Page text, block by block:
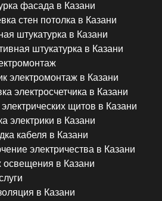
фасада в Казани
стен потолка в Казани
штукатурка в Казани
штукатурка в Казани
электромонтаж в Казани
электросчетчика в Казани
щитов в Казани
электрики в Казани
кабеля в Казани
электричества в Казани
освещения в Казани
в Казани